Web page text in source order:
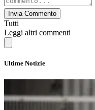
Invia Commento
Tutti
Leggi altri commenti
Ultime Notizie